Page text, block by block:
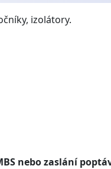
izolátory.
nebo zaslání